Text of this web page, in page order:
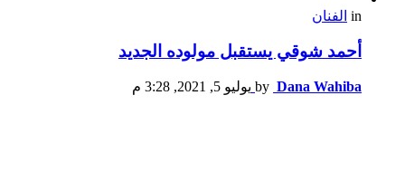
in الفنان
أحمد شوقي يستقبل مولوده الجديد
by Dana Wahiba يوليو 5, 2021, 3:28 م